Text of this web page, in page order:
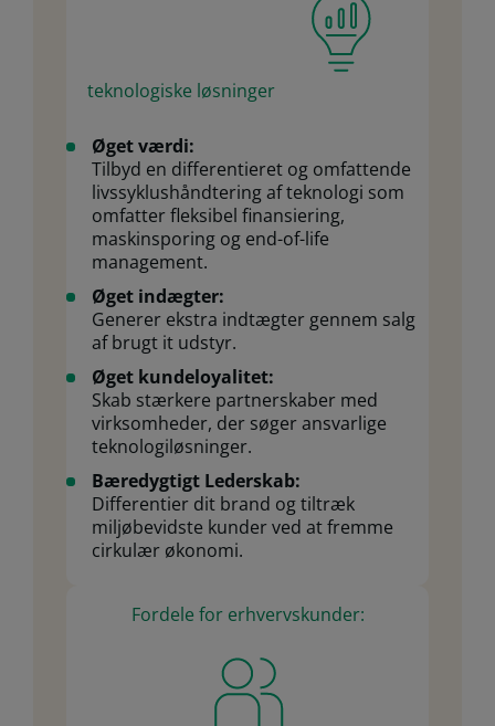
teknologiske løsninger
Øget værdi:
Tilbyd en differentieret og omfattende
livssyklushåndtering af teknologi som
omfatter fleksibel finansiering,
maskinsporing og end-of-life
management.
Øget indægter:
Generer ekstra indtægter gennem salg
af brugt it udstyr.
Øget kundeloyalitet:
Skab stærkere partnerskaber med
virksomheder, der søger ansvarlige
teknologiløsninger.
Bæredygtigt Lederskab:
Differentier dit brand og tiltræk
miljøbevidste kunder ved at fremme
cirkulær økonomi.
Fordele for erhvervskunder: